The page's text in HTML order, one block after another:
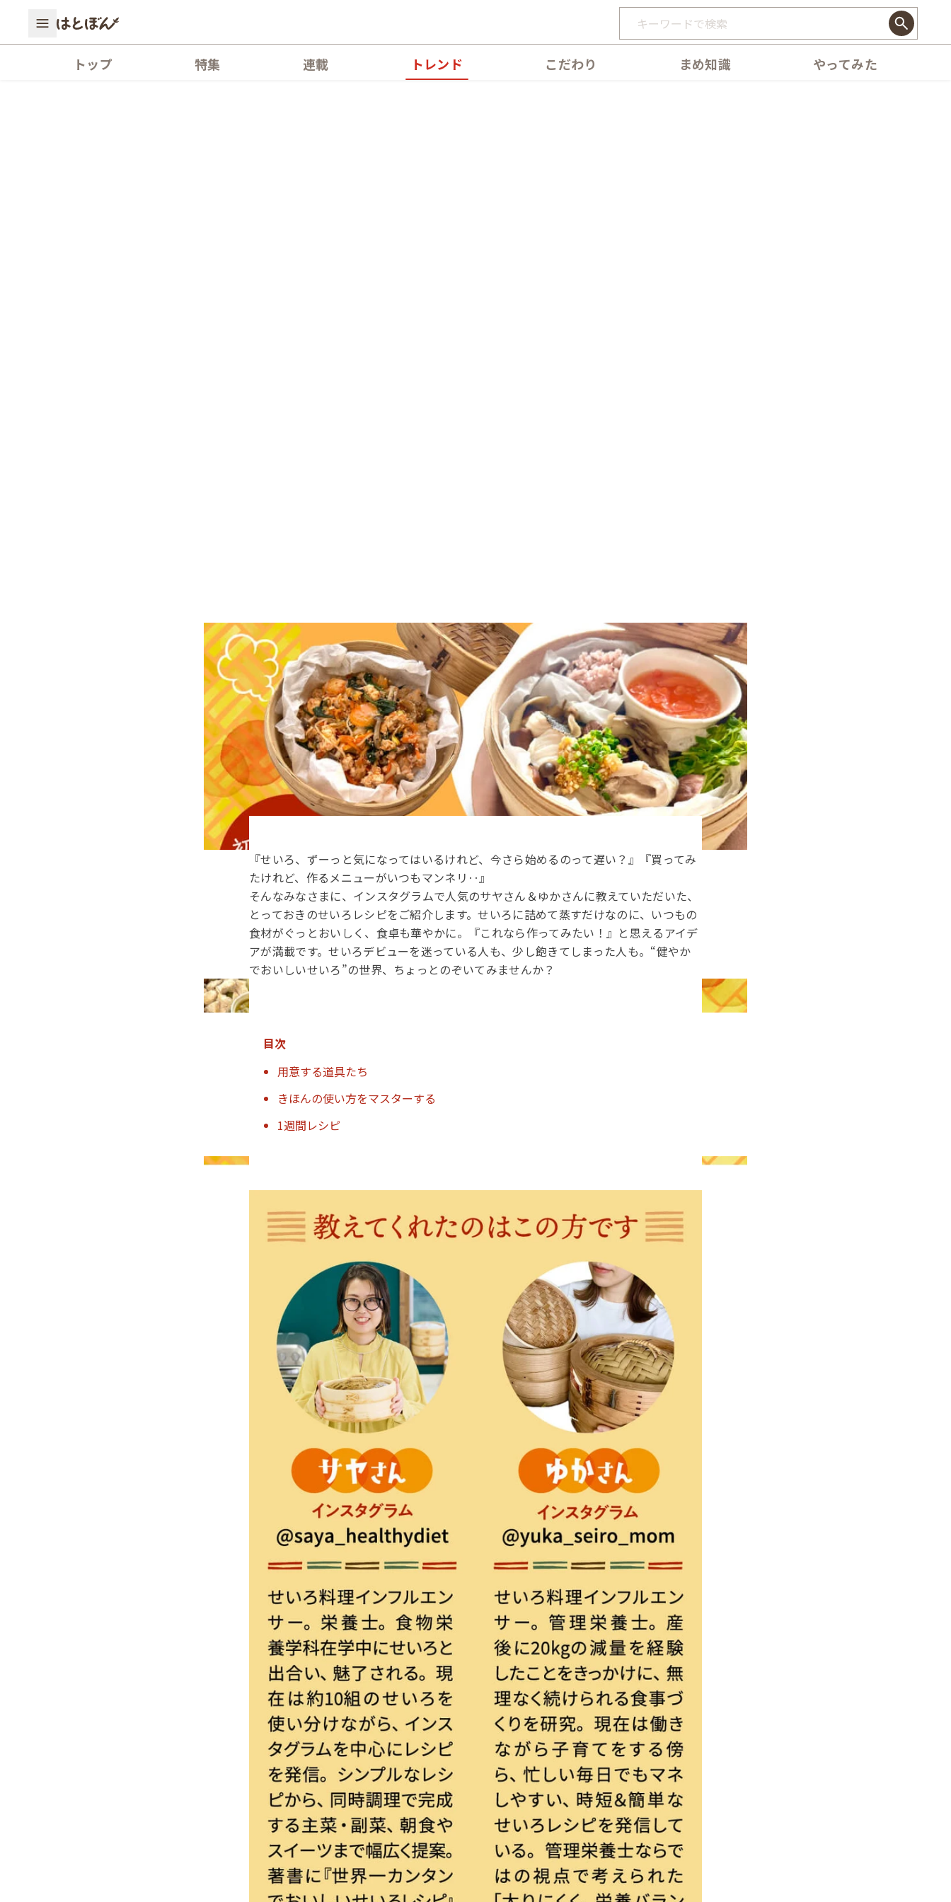
トップ 特集 連載 トレンド こだわり まめ知識 やってみた
はとぼん編集部 2026/03/02公開
今さら？まだ遅くない。サヤさん＆ゆかさんの絶
品せいろレシピ
トレンド
『せいろ、ずーっと気になってはいるけれど、今さら始めるのって遅い？』『買ってみ
たけれど、作るメニューがいつもマンネリ‥』
そんなみなさまに、インスタグラムで人気のサヤさん＆ゆかさんに教えていただいた、
とっておきのせいろレシピをご紹介します。せいろに詰めて蒸すだけなのに、いつもの
食材がぐっとおいしく、食卓も華やかに。『これなら作ってみたい！』と思えるアイデ
アが満載です。せいろデビューを迷っている人も、少し飽きてしまった人も。“健やか
でおいしいせいろ”の世界、ちょっとのぞいてみませんか？
目次
用意する道具たち
きほんの使い方をマスターする
1週間レシピ